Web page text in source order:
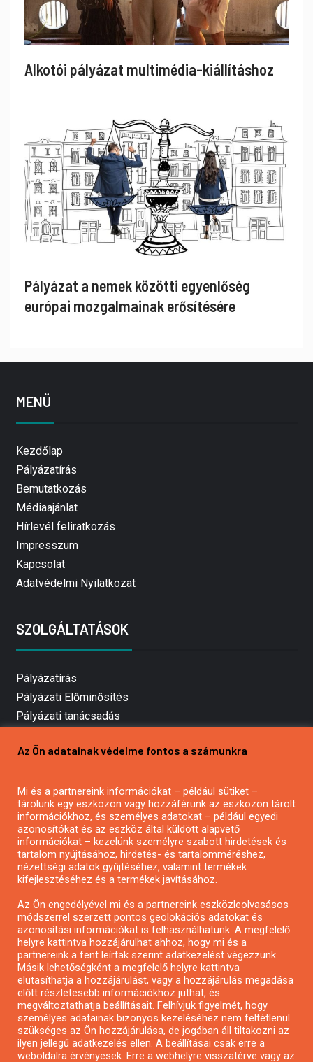
Alkotói pályázat multimédia-kiállításhoz
Pályázat a nemek közötti egyenlőség
európai mozgalmainak erősítésére
MENÜ
Kezdőlap
Pályázatírás
Bemutatkozás
Médiaajánlat
Hírlevél feliratkozás
Impresszum
Kapcsolat
Adatvédelmi Nyilatkozat
SZOLGÁLTATÁSOK
Pályázatírás
Pályázati Előminősítés
Pályázati tanácsadás
Mezőgazdasági pályázatírás
Pályázatírás civil szervezeteknek
Pályázatírás önkormányzatoknak
Pályázatfigyelés
Specifikus pályázatfigyelés vagy hírlevél
Pályázatok magánszemélyeknek
Pályázatok civil szervezeteknek
Pályázatok vállalkozásoknak
Önkormányzati pályázatok
Mezőgazdasági pályázatok
Falusi turizmus pályázatok
Napelem pályázatok
Az Ön adatainak védelme fontos a számunkra
Mi és a partnereink információkat – például sütiket –
tárolunk egy eszközön vagy hozzáférünk az eszközön tárolt
információkhoz, és személyes adatokat – például egyedi
azonosítókat és az eszköz által küldött alapvető
információkat – kezelünk személyre szabott hirdetések és
tartalom nyújtásához, hirdetés- és tartalomméréshez,
nézettségi adatok gyűjtéséhez, valamint termékek
kifejlesztéséhez és a termékek javításához.
Az Ön engedélyével mi és a partnereink eszközleolvasásos
módszerrel szerzett pontos geolokációs adatokat és
azonosítási információkat is felhasználhatunk. A megfelelő
helyre kattintva hozzájárulhat ahhoz, hogy mi és a
partnereink a fent leírtak szerint adatkezelést végezzünk.
Másik lehetőségként a megfelelő helyre kattintva
elutasíthatja a hozzájárulást, vagy a hozzájárulás megadása
előtt részletesebb információkhoz juthat, és
megváltoztathatja beállításait. Felhívjuk figyelmét, hogy
személyes adatainak bizonyos kezeléséhez nem feltétlenül
szükséges az Ön hozzájárulása, de jogában áll tiltakozni az
ilyen jellegű adatkezelés ellen. A beállításai csak erre a
weboldalra érvényesek. Erre a webhelyre visszatérve vagy az